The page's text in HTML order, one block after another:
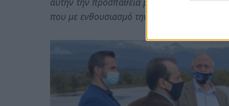
που με ενθουσιασμό την έχει αγκαλιάσει,